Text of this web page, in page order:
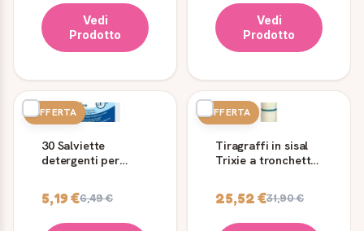
Vedi
Prodotto
Vedi
Prodotto
OFFERTA
30 Salviette
detergenti per
5,19 €6,49 €
OFFERTA
Tiragraffi in sisal
Trixie a tronchetto,
25,52 €31,90 €